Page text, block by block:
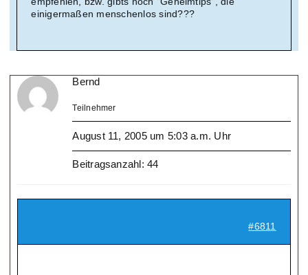
einigermaßen menschenlos sind???
Bernd
Teilnehmer
August 11, 2005 um 5:03 a.m. Uhr
Beitragsanzahl: 44
#6811